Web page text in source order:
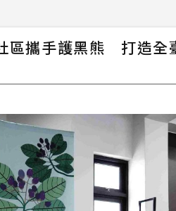
區攜手護黑熊 打造全